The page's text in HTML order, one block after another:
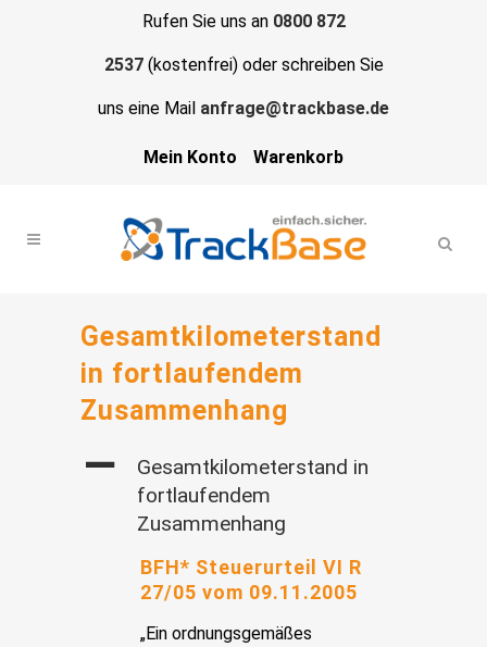
Rufen Sie uns an 0800 872
2537(kostenfrei) oder schreiben Sie
uns eine Mail anfrage@trackbase.de
Mein Konto Warenkorb
Gesamtkilometerstand
in fortlaufendem
Zusammenhang
A
Gesamtkilometerstand in
fortlaufendem
Zusammenhang
BFH* Steuerurteil VI R
27/05 vom 09.11.2005
„Ein ordnungsgemäßes